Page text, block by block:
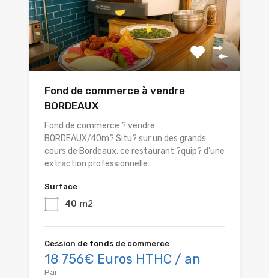
Fond de commerce à vendre
BORDEAUX
Fond de commerce ? vendre
BORDEAUX/40m? Situ? sur un des grands
cours de Bordeaux, ce restaurant ?quip? d'une
extraction professionnelle…
Surface
40 m2
Cession de fonds de commerce
18 756€ Euros HTHC / an
Par